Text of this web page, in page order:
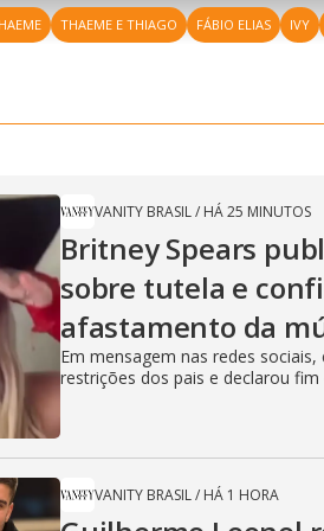
l
a
y
V
i
e
l
c
THAEME E THIAGO FÁBIO ELIAS IVY
VANITY BRASIL/ HÁ 25 MINUTOS
Britney Spears
sobre tutela e
afastamento da
Em mensagem nas redes
restrições dos pais e declarou fim
VANITY BRASIL/ HÁ 1 HORA